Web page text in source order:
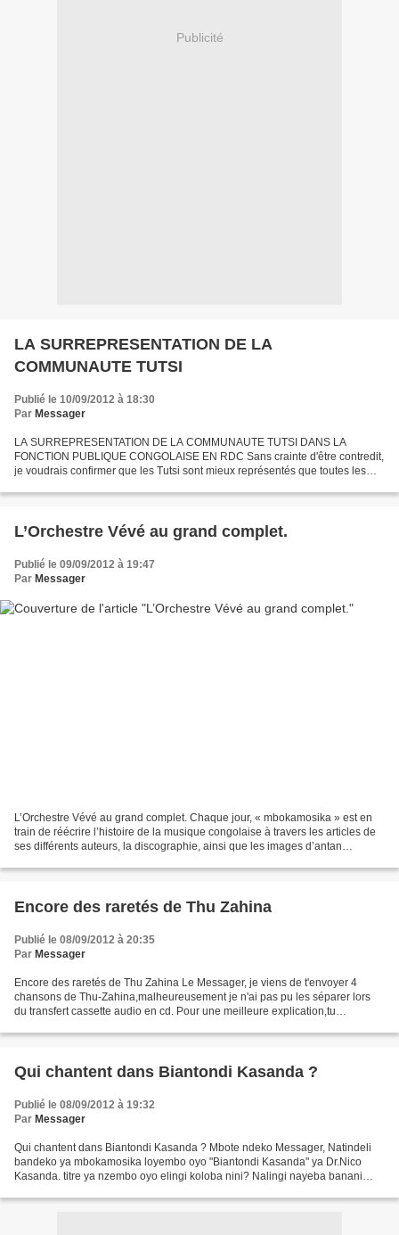
Publicité
LA SURREPRESENTATION DE LA
COMMUNAUTE TUTSI
Publié le 10/09/2012 à 18:30
Par Messager
LA SURREPRESENTATION DE LA COMMUNAUTE TUTSI DANS LA
FONCTION PUBLIQUE CONGOLAISE EN RDC Sans crainte d'être contredit,
je voudrais confirmer que les Tutsi sont mieux représentés que toutes les
L’Orchestre Vévé au grand complet.
Publié le 09/09/2012 à 19:47
Par Messager
L’Orchestre Vévé au grand complet. Chaque jour, « mbokamosika » est en
train de réécrire l’histoire de la musique congolaise à travers les articles de
ses différents auteurs, la discographie, ainsi que les images d’antan
Encore des raretés de Thu Zahina
Publié le 08/09/2012 à 20:35
Par Messager
Encore des raretés de Thu Zahina Le Messager, je viens de t'envoyer 4
chansons de Thu-Zahina,malheureusement je n'ai pas pu les séparer lors
du transfert cassette audio en cd. Pour une meilleure explication,tu
Qui chantent dans Biantondi Kasanda ?
Publié le 08/09/2012 à 19:32
Par Messager
Qui chantent dans Biantondi Kasanda ? Mbote ndeko Messager, Natindeli
bandeko ya mbokamosika loyembo oyo "Biantondi Kasanda" ya Dr.Nico
Kasanda. titre ya nzembo oyo elingi koloba nini? Nalingi nayeba banani